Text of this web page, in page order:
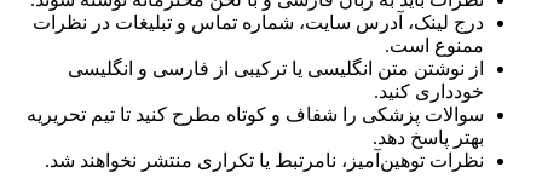
درج لینک، آدرس سایت، شماره تماس و تبلیغات در نظرات
ممنوع است.
از نوشتن متن انگلیسی یا ترکیبی از فارسی و انگلیسی
خودداری کنید.
سوالات پزشکی را شفاف و کوتاه مطرح کنید تا تیم تحریریه
بهتر پاسخ دهد.
نظرات توهین‌آمیز، نامرتبط یا تکراری منتشر نخواهند شد.